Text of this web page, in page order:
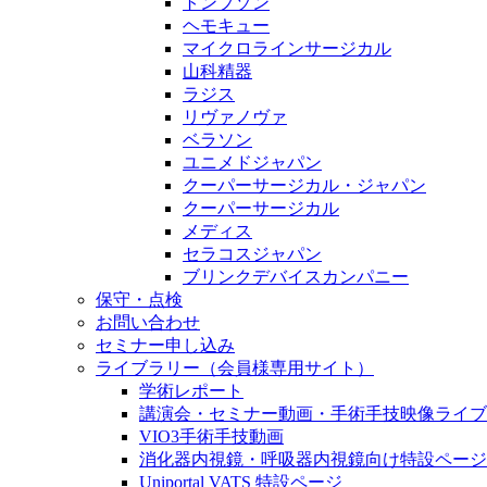
ヘモキュー
マイクロラインサージカル
山科精器
ラジス
リヴァノヴァ
ベラソン
ユニメドジャパン
クーパーサージカル・ジャパン
クーパーサージカル
メディス
セラコスジャパン
ブリンクデバイスカンパニー
保守・点検
お問い合わせ
セミナー申し込み
ライブラリー（会員様専用サイト）
学術レポート
講演会・セミナー動画・手術手技映像ライ
VIO3手術手技動画
消化器内視鏡・呼吸器内視鏡向け特設ページ
Uniportal VATS 特設ページ